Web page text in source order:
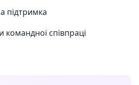
підтримка
командної співпраці